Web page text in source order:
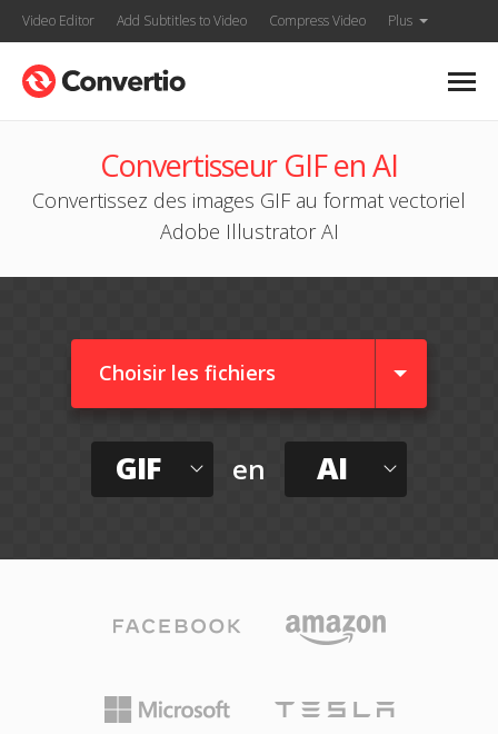
Video Editor Add Subtitles to Video Compress Video Plus
Convertisseur GIF en AI
Convertissez des images GIF au format vectoriel
Adobe Illustrator AI
Choisir les fichiers
GIF en AI